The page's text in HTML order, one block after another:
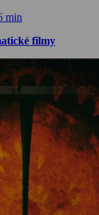
min
filmy